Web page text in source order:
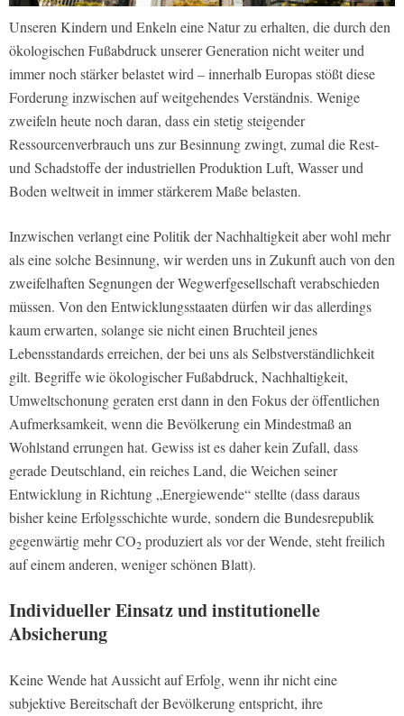
Unseren Kindern und Enkeln eine Natur zu erhalten, die durch den
ökologischen Fußabdruck unserer Generation nicht weiter und
immer noch stärker belastet wird – innerhalb Europas stößt diese
Forderung inzwischen auf weitgehendes Verständnis. Wenige
zweifeln heute noch daran, dass ein stetig steigender
Ressourcenverbrauch uns zur Besinnung zwingt, zumal die Rest-
und Schadstoffe der industriellen Produktion Luft, Wasser und
Boden weltweit in immer stärkerem Maße belasten.
Inzwischen verlangt eine Politik der Nachhaltigkeit aber wohl mehr
als eine solche Besinnung, wir werden uns in Zukunft auch von den
zweifelhaften Segnungen der Wegwerfgesellschaft verabschieden
müssen. Von den Entwicklungsstaaten dürfen wir das allerdings
kaum erwarten, solange sie nicht einen Bruchteil jenes
Lebensstandards erreichen, der bei uns als Selbstverständlichkeit
gilt. Begriffe wie ökologischer Fußabdruck, Nachhaltigkeit,
Umweltschonung geraten erst dann in den Fokus der öffentlichen
Aufmerksamkeit, wenn die Bevölkerung ein Mindestmaß an
Wohlstand errungen hat. Gewiss ist es daher kein Zufall, dass
gerade Deutschland, ein reiches Land, die Weichen seiner
Entwicklung in Richtung „Energiewende“ stellte (dass daraus
bisher keine Erfolgsschichte wurde, sondern die Bundesrepublik
gegenwärtig mehr CO2 produziert als vor der Wende, steht freilich
auf einem anderen, weniger schönen Blatt).
Individueller Einsatz und institutionelle
Absicherung
Keine Wende hat Aussicht auf Erfolg, wenn ihr nicht eine
subjektive Bereitschaft der Bevölkerung entspricht, ihre